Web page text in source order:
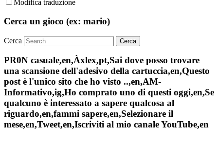
Modifica traduzione
Cerca un gioco (ex: mario)
Cerca
PR0N casuale,en,Àxlex,pt,Sai dove posso trovare
una scansione dell'adesivo della cartuccia,en,Questo
post è l'unico sito che ho visto ..,en,AM-
Informativo,ig,Ho comprato uno di questi oggi,en,Se
qualcuno è interessato a sapere qualcosa al
riguardo,en,fammi sapere,en,Selezionare il
mese,en,Tweet,en,Iscriviti al mio canale YouTube,en